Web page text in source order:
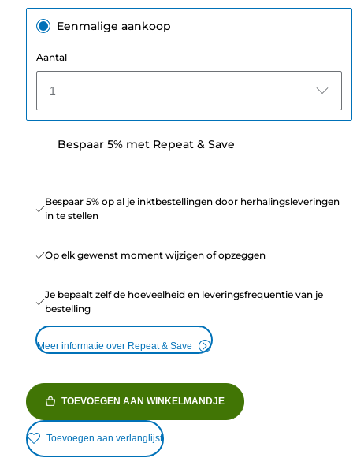
Eenmalige aankoop
Aantal
1
Bespaar 5% met Repeat & Save
Bespaar 5% op al je inktbestellingen door herhalingsleveringen
in te stellen
Op elk gewenst moment wijzigen of opzeggen
Je bepaalt zelf de hoeveelheid en leveringsfrequentie van je
bestelling
Meer informatie over Repeat & Save
TOEVOEGEN AAN WINKELMANDJE
Toevoegen aan verlanglijst